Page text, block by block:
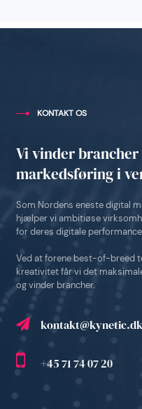
KONTAKT OS
Vi vinder
markedsføring i
Som Nordens eneste digital
hjælper vi ambitiøse
for deres digitale
Ved at forene best-of-breed
kreativitet får vi det
og vinder brancher.
kontakt@kynetic.dk
+45 71 74 07 20